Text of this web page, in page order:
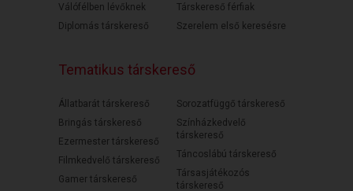
Válófélben lévőknek
Diplomás társkereső
Társkereső férfiak
Szerelem első keresésre
Tematikus társkereső
Állatbarát társkereső
Bringás társkereső
Ezermester társkereső
Filmkedvelő társkereső
Gamer társkereső
Sorozatfüggő társkereső
Színházkedvelő
társkereső
Táncoslábú társkereső
Társasjátékozós
társkereső